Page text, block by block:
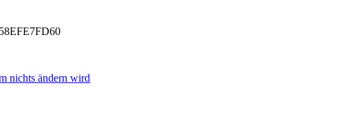
nichts ändern wird